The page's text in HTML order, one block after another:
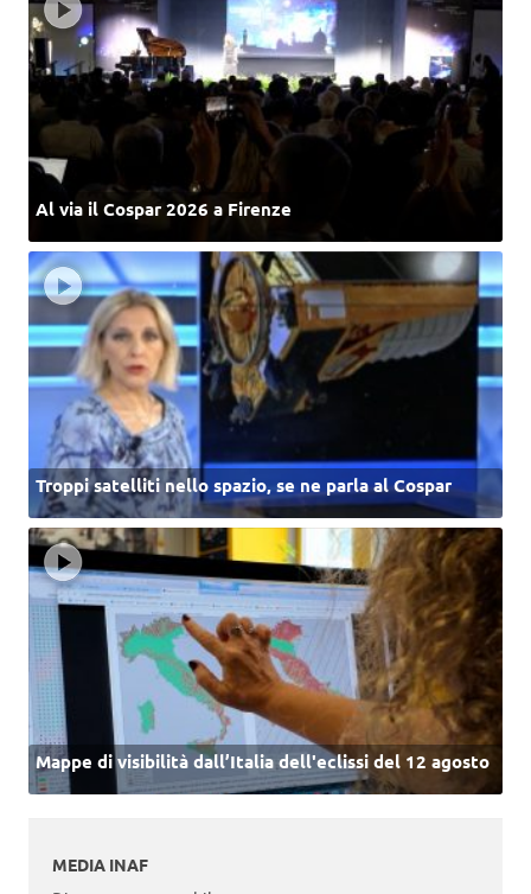
Al via il Cospar 2026 a Firenze
Troppi satelliti nello spazio, se ne parla al Cospar
Mappe di visibilità dall’Italia dell'eclissi del 12 agosto
MEDIA INAF